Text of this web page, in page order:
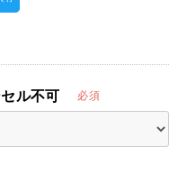
ル不可 必須